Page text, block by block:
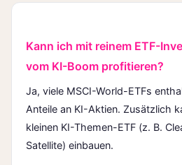
Kann ich mit reinem ETF-
vom KI-Boom profitieren?
Ja, viele MSCI-World-ETFs
Anteile an KI-Aktien. Zusätzlich
kleinen KI-Themen-ETF (z. B.
Satellite) einbauen.